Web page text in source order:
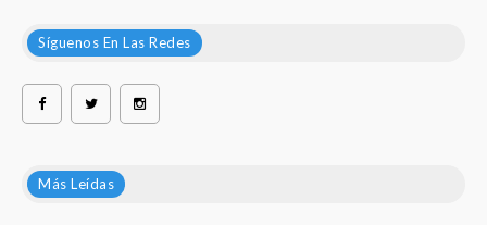
Síguenos En Las Redes
Más Leídas